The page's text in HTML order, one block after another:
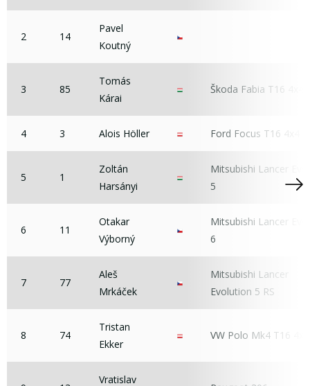
2 14
Pavel
Koutný
3 85
Tomás
Kárai
Škoda Fabia T16 4x4
4 3 Alois Höller Ford Focus T16 4x4
5 1
Zoltán
Harsányi
Mitsubishi Lancer Evo
5
6 11
Otakar
Výborný
Mitsubishi Lancer Evo
6
7 77
Aleš
Mrkáček
Mitsubishi Lancer
Evolution 5 RS
8 74
Tristan
Ekker
VW Polo Mk4 T16 4x4
Vratislav